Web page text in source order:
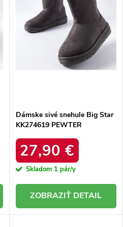
Dámske sivé snehule Big Star
KK274619 PEWTER
27,90 €
Skladom 1 pár/y
DETAIL